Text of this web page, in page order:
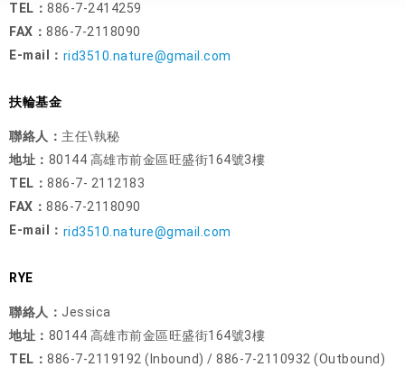
TEL： 886-7-2414259
FAX： 886-7-2118090
E-mail： rid3510.nature@gmail.com
扶輪基金
聯絡人： 主任\執秘
地址： 80144 高雄市前金區旺盛街164號3樓
TEL： 886-7- 2112183
FAX： 886-7-2118090
E-mail： rid3510.nature@gmail.com
RYE
聯絡人： Jessica
地址： 80144 高雄市前金區旺盛街164號3樓
TEL： 886-7-2119192 (Inbound) / 886-7-2110932 (Outbound)